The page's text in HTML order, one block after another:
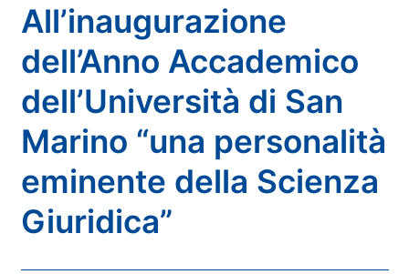
All’inaugurazione
dell’Anno Accademico
dell’Università di San
Marino “una personalità
eminente della Scienza
Giuridica”